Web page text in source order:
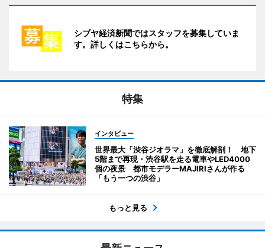
シブヤ経済新聞ではスタッフを募集していま
す。詳しくはこちらから。
特集
インタビュー
世界最大「渋谷ジオラマ」を徹底解剖！ 地下
5階まで再現・渋谷駅を走る電車やLED4000
個の夜景 都市モデラーMAJIRIさんが作る
「もう一つの渋谷」
もっと見る